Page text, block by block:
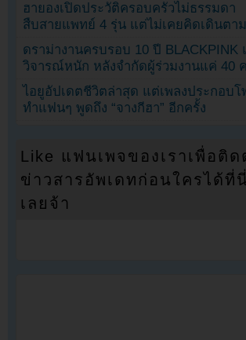
ฮายองเปิดประวัติครอบครัวไม่ธรรมดา
สืบสายแพทย์ 4 รุ่น แต่ไม่เคยคิดเดินตา
ดราม่างานครบรอบ 10 ปี BLACKPINK
วิจารณ์หนัก หลังจำกัดผู้ร่วมงานแค่ 40
ไอยูอัปเดตชีวิตล่าสุด แต่เพลงประกอบโ
ทำแฟนๆ พูดถึง “จางกีฮา” อีกครั้ง
Like แฟนเพจของเราเพื่อติด
ข่าวสารอัพเดทก่อนใครได้ที่นี่
เลยจ้า